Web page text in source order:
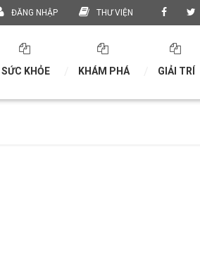
ĐĂNG NHẬP THƯ VIỆN
SỨC KHỎE KHÁM PHÁ GIẢI TRÍ